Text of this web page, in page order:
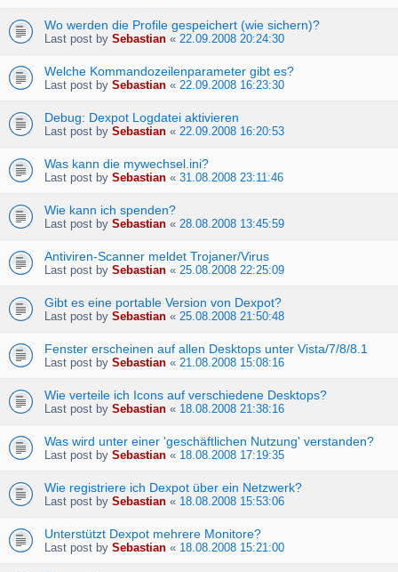
Wo werden die Profile gespeichert (wie sichern)?
Last post by Sebastian « 22.09.2008 20:24:30
Welche Kommandozeilenparameter gibt es?
Last post by Sebastian « 22.09.2008 16:23:30
Debug: Dexpot Logdatei aktivieren
Last post by Sebastian « 22.09.2008 16:20:53
Was kann die mywechsel.ini?
Last post by Sebastian « 31.08.2008 23:11:46
Wie kann ich spenden?
Last post by Sebastian « 28.08.2008 13:45:59
Antiviren-Scanner meldet Trojaner/Virus
Last post by Sebastian « 25.08.2008 22:25:09
Gibt es eine portable Version von Dexpot?
Last post by Sebastian « 25.08.2008 21:50:48
Fenster erscheinen auf allen Desktops unter Vista/7/8/8.1
Last post by Sebastian « 21.08.2008 15:08:16
Wie verteile ich Icons auf verschiedene Desktops?
Last post by Sebastian « 18.08.2008 21:38:16
Was wird unter einer 'geschäftlichen Nutzung' verstanden?
Last post by Sebastian « 18.08.2008 17:19:35
Wie registriere ich Dexpot über ein Netzwerk?
Last post by Sebastian « 18.08.2008 15:53:06
Unterstützt Dexpot mehrere Monitore?
Last post by Sebastian « 18.08.2008 15:21:00